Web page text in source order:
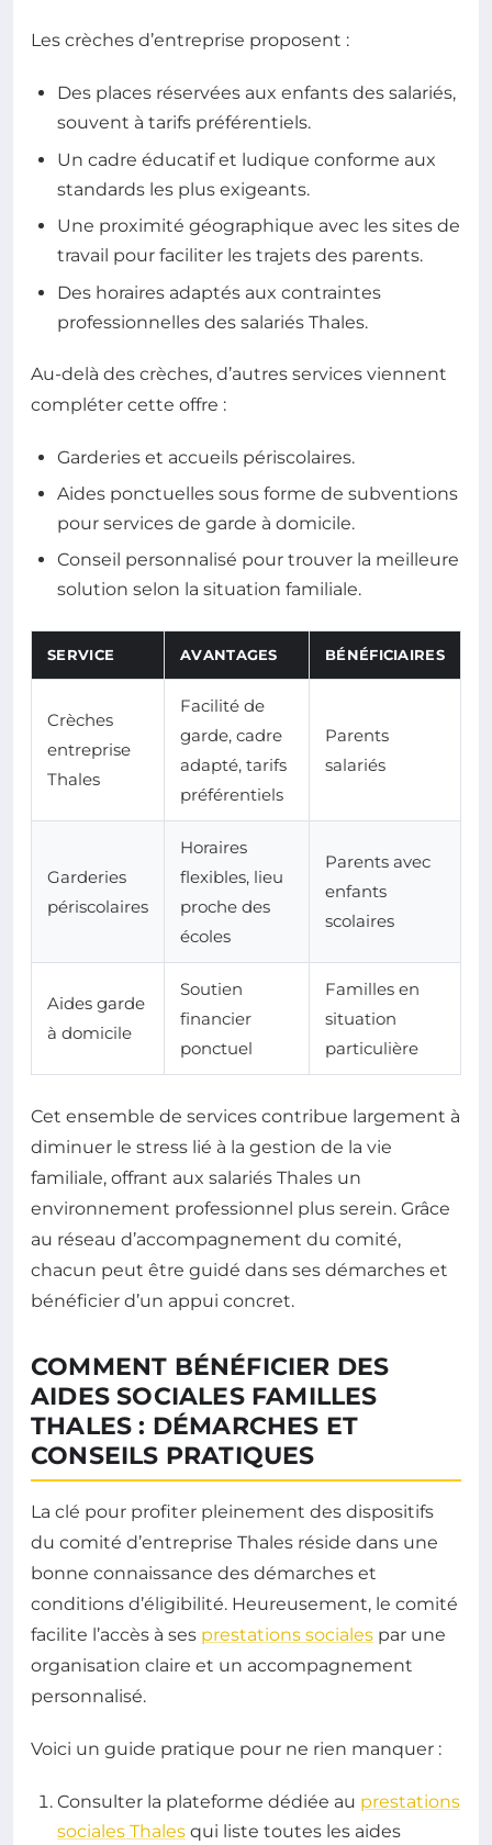
Les crèches d’entreprise proposent :
Des places réservées aux enfants des salariés,
souvent à tarifs préférentiels.
Un cadre éducatif et ludique conforme aux
standards les plus exigeants.
Une proximité géographique avec les sites de
travail pour faciliter les trajets des parents.
Des horaires adaptés aux contraintes
professionnelles des salariés Thales.
Au-delà des crèches, d’autres services viennent
compléter cette offre :
Garderies et accueils périscolaires.
Aides ponctuelles sous forme de subventions
pour services de garde à domicile.
Conseil personnalisé pour trouver la meilleure
solution selon la situation familiale.
SERVICE AVANTAGES BÉNÉFICIAIRES
Crèches
entreprise
Thales
Facilité de
garde, cadre
adapté, tarifs
préférentiels
Parents
salariés
Garderies
périscolaires
Horaires
flexibles, lieu
proche des
écoles
Parents avec
enfants
scolaires
Aides garde
à domicile
Soutien
financier
ponctuel
Familles en
situation
particulière
Cet ensemble de services contribue largement à
diminuer le stress lié à la gestion de la vie
familiale, offrant aux salariés Thales un
environnement professionnel plus serein. Grâce
au réseau d’accompagnement du comité,
chacun peut être guidé dans ses démarches et
bénéficier d’un appui concret.
COMMENT BÉNÉFICIER DES
AIDES SOCIALES FAMILLES
THALES : DÉMARCHES ET
CONSEILS PRATIQUES
La clé pour profiter pleinement des dispositifs
du comité d’entreprise Thales réside dans une
bonne connaissance des démarches et
conditions d’éligibilité. Heureusement, le comité
facilite l’accès à ses prestations sociales par une
organisation claire et un accompagnement
personnalisé.
Voici un guide pratique pour ne rien manquer :
Consulter la plateforme dédiée au prestations
sociales Thales qui liste toutes les aides